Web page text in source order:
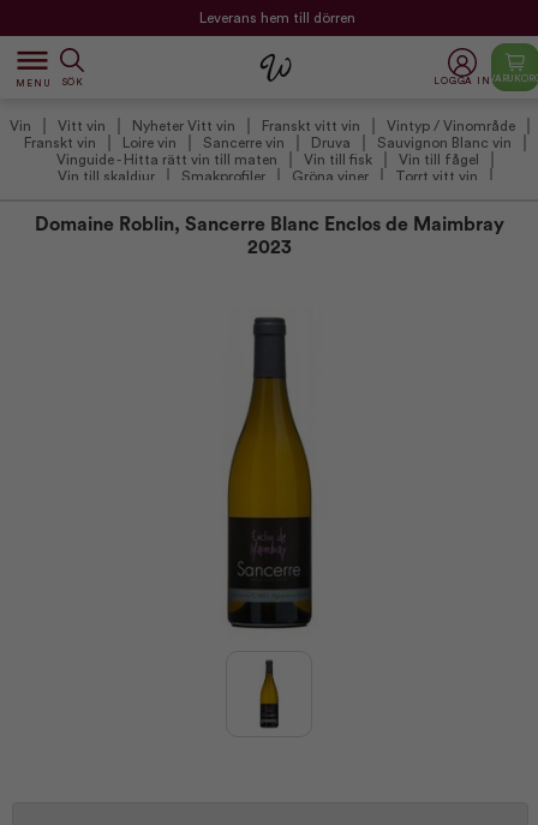
Leverans hem till dörren
dehaze
MENU SÖK LOGGA IN
Vin Vitt vin Nyheter Vitt vin Franskt vitt vin
Vintyp / Vinområde
Franskt vin
Loire vin Sancerre vin Druva
Sauvignon Blanc vin
Vinguide - Hitta rätt vin till maten
Vin till fisk
Vin till fågel
Vin till skaldjur
Smakprofiler Gröna viner
Torrt vitt vin
Winefamlys anbefalede hvidvin (VIP)
Julens favoritter 2026
Övriga viner
Domaine Roblin, Sancerre Blanc Enclos de Maimbray
2023